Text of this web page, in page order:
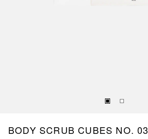
BODY SCRUB CUBES NO. 03